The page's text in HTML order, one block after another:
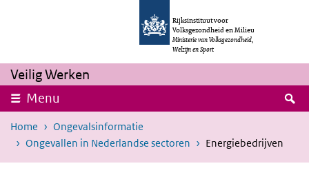
Overslaan en naar de inhoud gaan
Rijksinstituut voor
Volksgezondheid en Milieu
Ministerie van Volksgezondheid,
Welzijn en Sport
Veilig Werken
Menu
Home
Ongevalsinformatie
Ongevallen in Nederlandse sectoren
Energiebedrijven